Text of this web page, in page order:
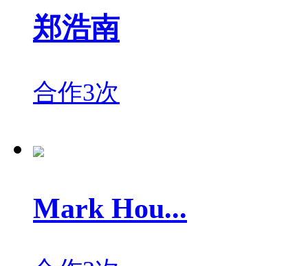
郑浩南
合作3次
Mark Hou...